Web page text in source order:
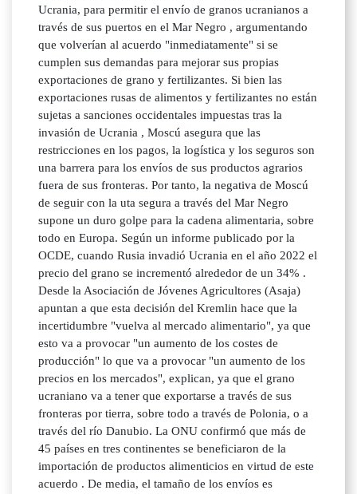
Ucrania, para permitir el envío de granos ucranianos a
través de sus puertos en el Mar Negro , argumentando
que volverían al acuerdo "inmediatamente" si se
cumplen sus demandas para mejorar sus propias
exportaciones de grano y fertilizantes. Si bien las
exportaciones rusas de alimentos y fertilizantes no están
sujetas a sanciones occidentales impuestas tras la
invasión de Ucrania , Moscú asegura que las
restricciones en los pagos, la logística y los seguros son
una barrera para los envíos de sus productos agrarios
fuera de sus fronteras. Por tanto, la negativa de Moscú
de seguir con la uta segura a través del Mar Negro
supone un duro golpe para la cadena alimentaria, sobre
todo en Europa. Según un informe publicado por la
OCDE, cuando Rusia invadió Ucrania en el año 2022 el
precio del grano se incrementó alrededor de un 34% .
Desde la Asociación de Jóvenes Agricultores (Asaja)
apuntan a que esta decisión del Kremlin hace que la
incertidumbre "vuelva al mercado alimentario", ya que
esto va a provocar "un aumento de los costes de
producción" lo que va a provocar "un aumento de los
precios en los mercados", explican, ya que el grano
ucraniano va a tener que exportarse a través de sus
fronteras por tierra, sobre todo a través de Polonia, o a
través del río Danubio. La ONU confirmó que más de
45 países en tres continentes se beneficiaron de la
importación de productos alimenticios en virtud de este
acuerdo . De media, el tamaño de los envíos es